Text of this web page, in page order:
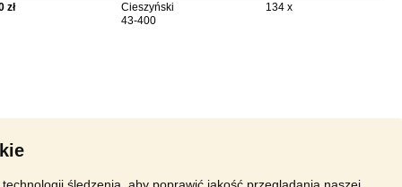
śledzenia, aby poprawić jakość przeglądania naszej
zł
Cieszyński
43-400
134 x